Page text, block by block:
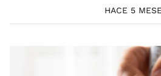
HACE 5